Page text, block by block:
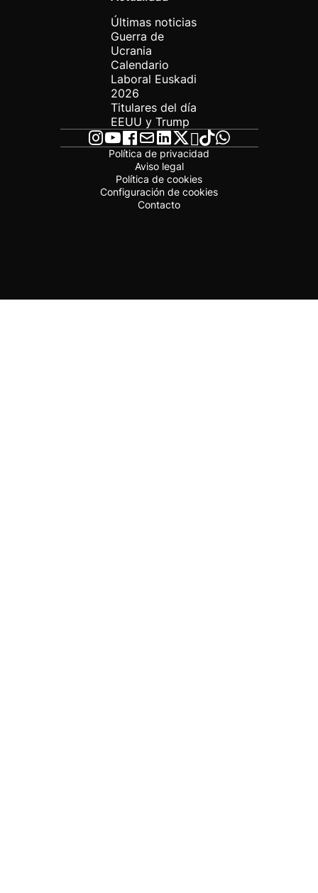
Últimas noticias
Guerra de
Ucrania
Calendario
Laboral Euskadi
2026
Titulares del día
EEUU y Trump
Política de privacidad
Aviso legal
Política de cookies
Configuración de cookies
Contacto